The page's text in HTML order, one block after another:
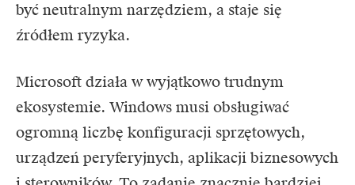
być neutralnym narzędziem, a staje się
źródłem ryzyka.
Microsoft działa w wyjątkowo trudnym
ekosystemie. Windows musi obsługiwać
ogromną liczbę konfiguracji sprzętowych,
urządzeń peryferyjnych, aplikacji biznesowych